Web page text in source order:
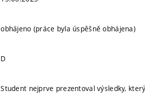
obhájeno (práce byla úspěšně obhájena)
D
Student nejprve prezentoval výsledky,